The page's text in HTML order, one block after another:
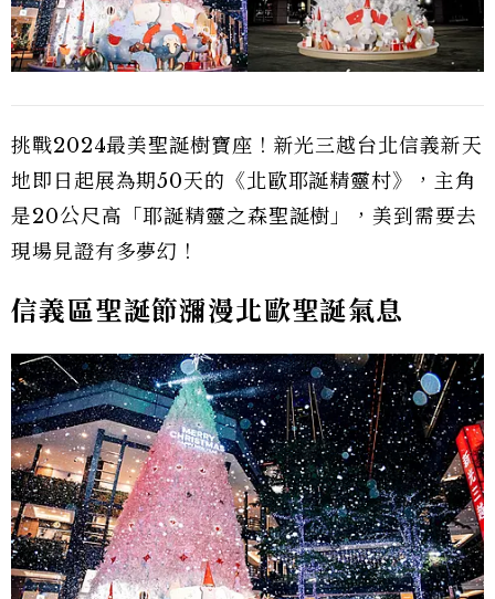
挑戰2024最美聖誕樹寶座！新光三越台北信義新天
地即日起展為期50天的《北歐耶誕精靈村》，主角
是20公尺高「耶誕精靈之森聖誕樹」，美到需要去
現場見證有多夢幻！
信義區聖誕節瀰漫北歐聖誕氣息